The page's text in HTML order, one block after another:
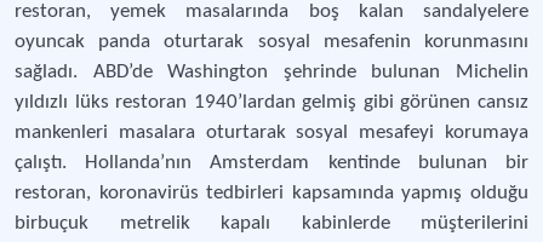
restoran, yemek masalarında boş kalan sandalyelere
oyuncak panda oturtarak sosyal mesafenin korunmasını
sağladı. ABD’de Washington şehrinde bulunan Michelin
yıldızlı lüks restoran 1940’lardan gelmiş gibi görünen cansız
mankenleri masalara oturtarak sosyal mesafeyi korumaya
çalıştı. Hollanda’nın Amsterdam kentinde bulunan bir
restoran, koronavirüs tedbirleri kapsamında yapmış olduğu
birbuçuk metrelik kapalı kabinlerde müşterilerini